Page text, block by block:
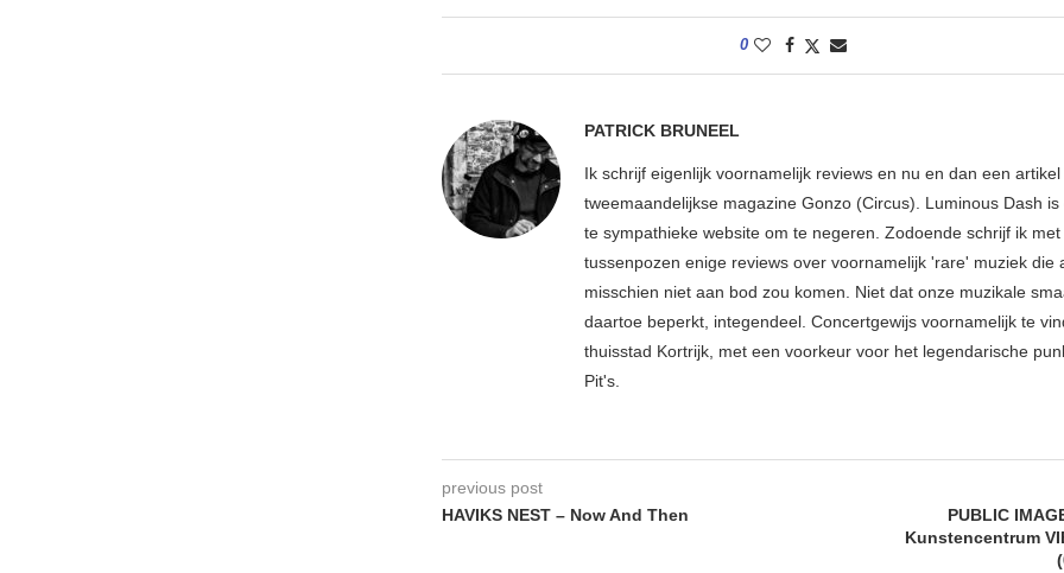
0
PATRICK BRUNEEL
Ik schrijf eigenlijk voornamelijk reviews en nu en dan een
tweemaandelijkse magazine Gonzo (Circus). Luminous Dash is
te sympathieke website om te negeren. Zodoende schrijf ik met
tussenpozen enige reviews over voornamelijk 'rare' muziek die
misschien niet aan bod zou komen. Niet dat onze muzikale
daartoe beperkt, integendeel. Concertgewijs voornamelijk te
thuisstad Kortrijk, met een voorkeur voor het legendarische
Pit's.
previous post
HAVIKS NEST – Now And Then
PUBLIC
Kunstencentrum